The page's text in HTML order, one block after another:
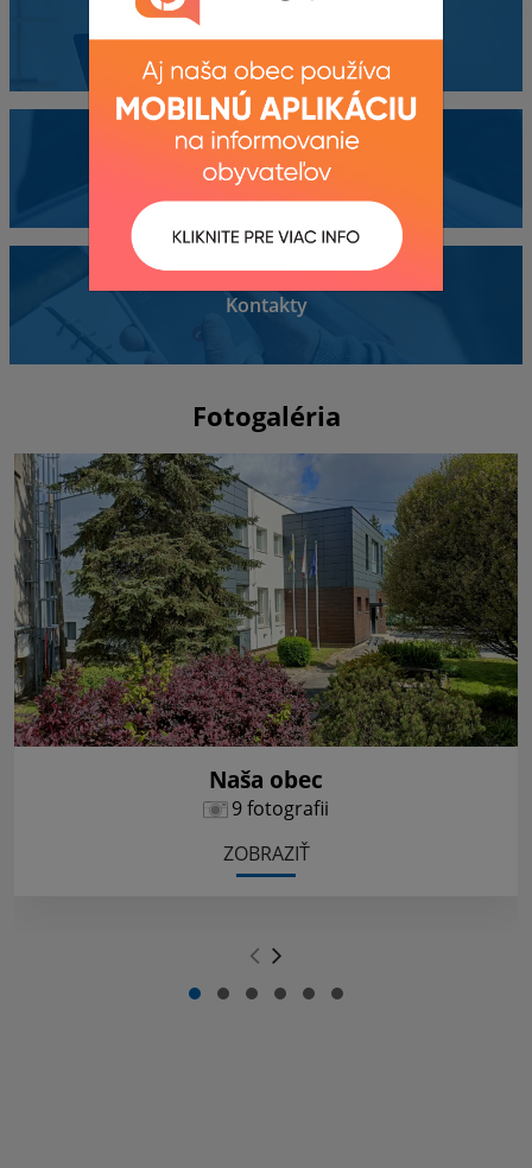
Dokumenty
Kontakty
Fotogaléria
Naša obec
9 fotografii
ZOBRAZIŤ